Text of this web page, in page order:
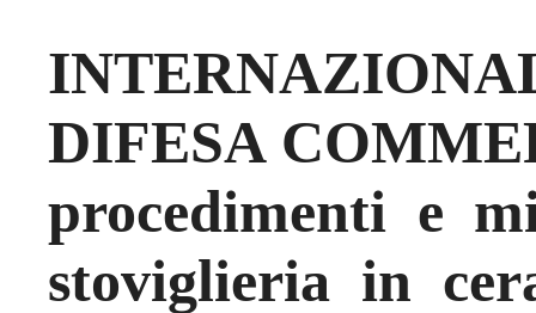
DIFESA
procedimenti e
stoviglieria in